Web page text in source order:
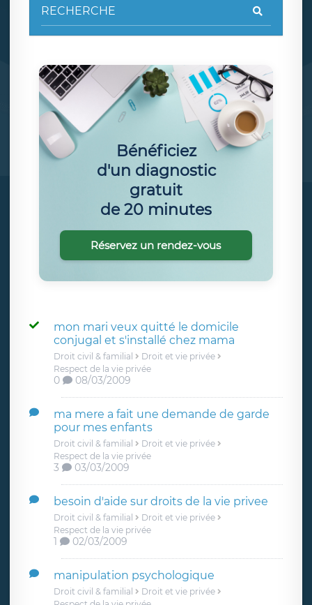
mon mari veux quitté le domicile
conjugal et s'installé chez mama
Droit civil & familial
Droit et vie privée
Respect de la vie privée
0 08/03/2009
ma mere a fait une demande de garde
pour mes enfants
Droit civil & familial
Droit et vie privée
Respect de la vie privée
3 03/03/2009
besoin d'aide sur droits de la vie privee
Droit civil & familial
Droit et vie privée
Respect de la vie privée
1 02/03/2009
manipulation psychologique
Droit civil & familial
Droit et vie privée
Bénéficiez
d'un diagnostic
gratuit
de 20 minutes
Réservez un rendez-vous